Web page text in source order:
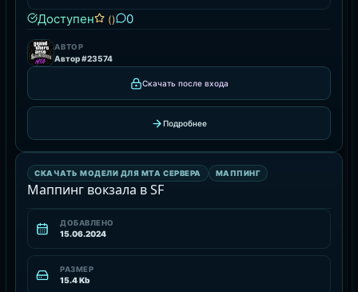
Доступен () 0
АВТОР
Автор #23574
Скачать после входа
Подробнее
РЕСУРС
СКАЧАТЬ МОДЕЛИ ДЛЯ MTA СЕРВЕРА МАППИНГ
Маппинг вокзала в SF
ДОБАВЛЕНО
15.06.2024
РАЗМЕР
15.4 Kb